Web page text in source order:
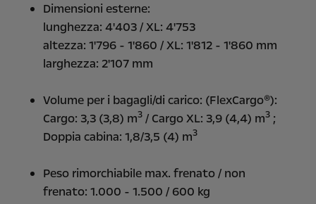
Dimensioni esterne:
lunghezza: 4'403 / XL: 4'753
altezza: 1'796 - 1'860 / XL: 1'812 - 1'860 mm
larghezza: 2'107 mm
Volume per i bagagli/di carico: (FlexCargo®):
Cargo: 3,3 (3,8) m3 / Cargo XL: 3,9 (4,4) m3 ;
Doppia cabina: 1,8/3,5 (4) m3
Peso rimorchiabile max. frenato / non
frenato: 1.000 - 1.500 / 600 kg